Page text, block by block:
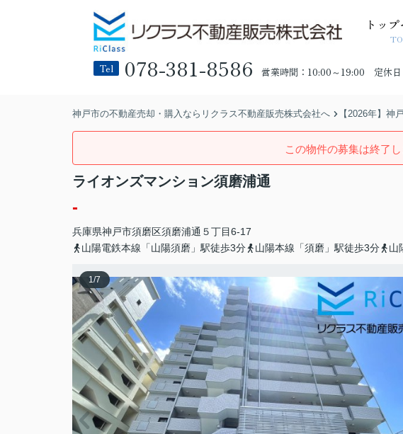
トッ
Tel 078-381-8586 営業時間：10:00～19:00 定休
神戸市の不動産売却・購入ならリクラス不動産販売株式会社へ 【2026年】神
この物件の募集は終了し
ライオンズマンション須磨浦通
-
兵庫県神戸市須磨区須磨浦通 ５丁目6-17
山陽電鉄本線「山陽須磨」駅徒歩3分
山陽本線「須磨」駅徒歩3分 山
1/7